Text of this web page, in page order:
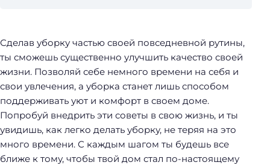
Сделав уборку частью своей повседневной рутины,
ты сможешь существенно улучшить качество своей
жизни. Позволяй себе немного времени на себя и
свои увлечения, а уборка станет лишь способом
поддерживать уют и комфорт в своем доме.
Попробуй внедрить эти советы в свою жизнь, и ты
увидишь, как легко делать уборку, не теряя на это
много времени. С каждым шагом ты будешь все
ближе к тому, чтобы твой дом стал по-настоящему